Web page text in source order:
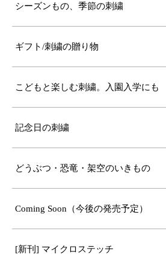
シーズンもの、季節の刺繍
ギフト/刺繍の贈り物
こどもと楽しむ刺繍。入園入学にも
記念日の刺繍
どうぶつ・恐竜・架空のいきもの
Coming Soon（今後の発売予定）
[新刊] マイクロステッチ